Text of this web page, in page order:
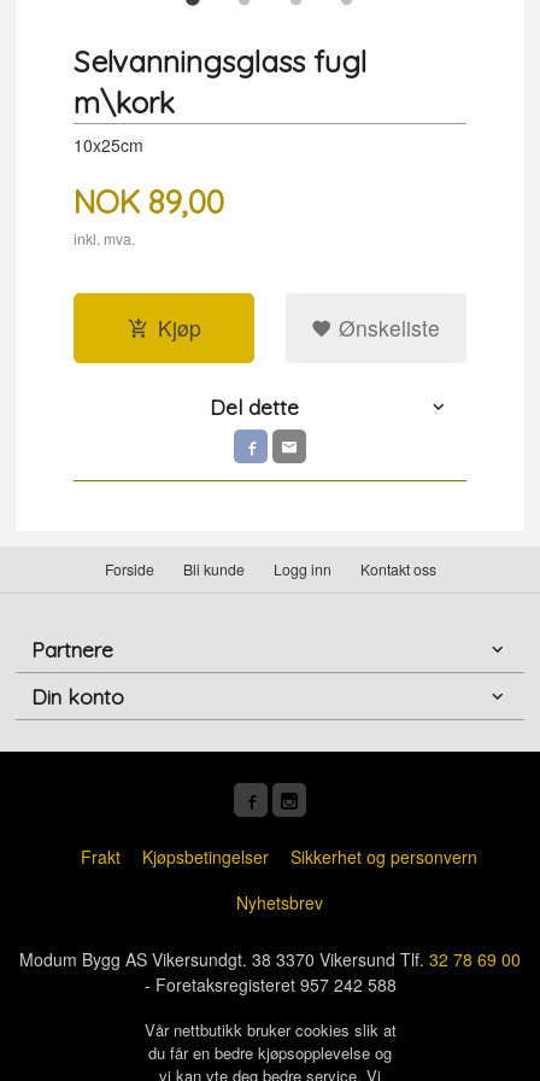
Selvanningsglass fugl
m\kork
10x25cm
NOK 89,00
inkl. mva.
Kjøp Ønskeliste
Del dette
Forside Bli kunde Logg inn Kontakt oss
Partnere
Din konto
Frakt Kjøpsbetingelser
Sikkerhet og personvern
Nyhetsbrev
Modum Bygg AS Vikersundgt. 38 3370 Vikersund Tlf. 32 78 69 00
- Foretaksregisteret 957 242 588
Vår nettbutikk bruker cookies slik at
du får en bedre kjøpsopplevelse og
vi kan yte deg bedre service. Vi